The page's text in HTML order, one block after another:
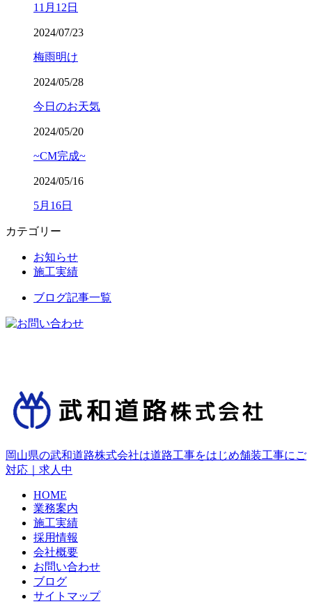
11月12日
2024/07/23
梅雨明け
2024/05/28
今日のお天気
2024/05/20
~CM完成~
2024/05/16
5月16日
カテゴリー
お知らせ
施工実績
ブログ記事一覧
岡山県の武和道路株式会社は道路工事をはじめ舗装工事にご
対応｜求人中
HOME
業務案内
施工実績
採用情報
会社概要
お問い合わせ
ブログ
サイトマップ